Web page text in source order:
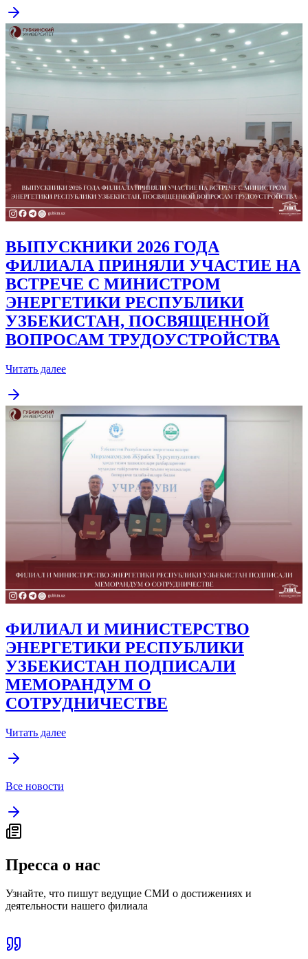
ВЫПУСКНИКИ 2026 ГОДА
ФИЛИАЛА ПРИНЯЛИ УЧАСТИЕ НА
ВСТРЕЧЕ С МИНИСТРОМ
ЭНЕРГЕТИКИ РЕСПУБЛИКИ
УЗБЕКИСТАН, ПОСВЯЩЕННОЙ
ВОПРОСАМ ТРУДОУСТРОЙСТВА
Читать далее
ФИЛИАЛ И МИНИСТЕРСТВО
ЭНЕРГЕТИКИ РЕСПУБЛИКИ
УЗБЕКИСТАН ПОДПИСАЛИ
МЕМОРАНДУМ О
СОТРУДНИЧЕСТВЕ
Читать далее
Все новости
Пресса о нас
Узнайте, что пишут ведущие СМИ о достижениях и
деятельности нашего филиала